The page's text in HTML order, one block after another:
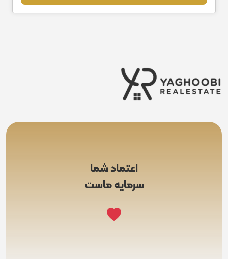
اعتماد شما
سرمایه ماست